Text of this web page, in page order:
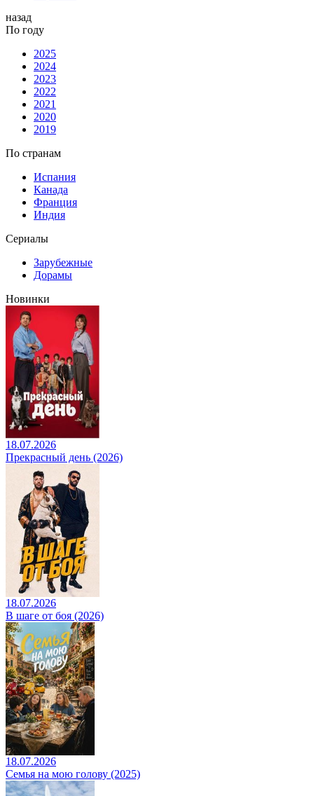
назад
По году
2025
2024
2023
2022
2021
2020
2019
По странам
Испания
Канада
Франция
Индия
Сериалы
Зарубежные
Дорамы
Новинки
18.07.2026
Прекрасный день (2026)
18.07.2026
В шаге от боя (2026)
18.07.2026
Семья на мою голову (2025)